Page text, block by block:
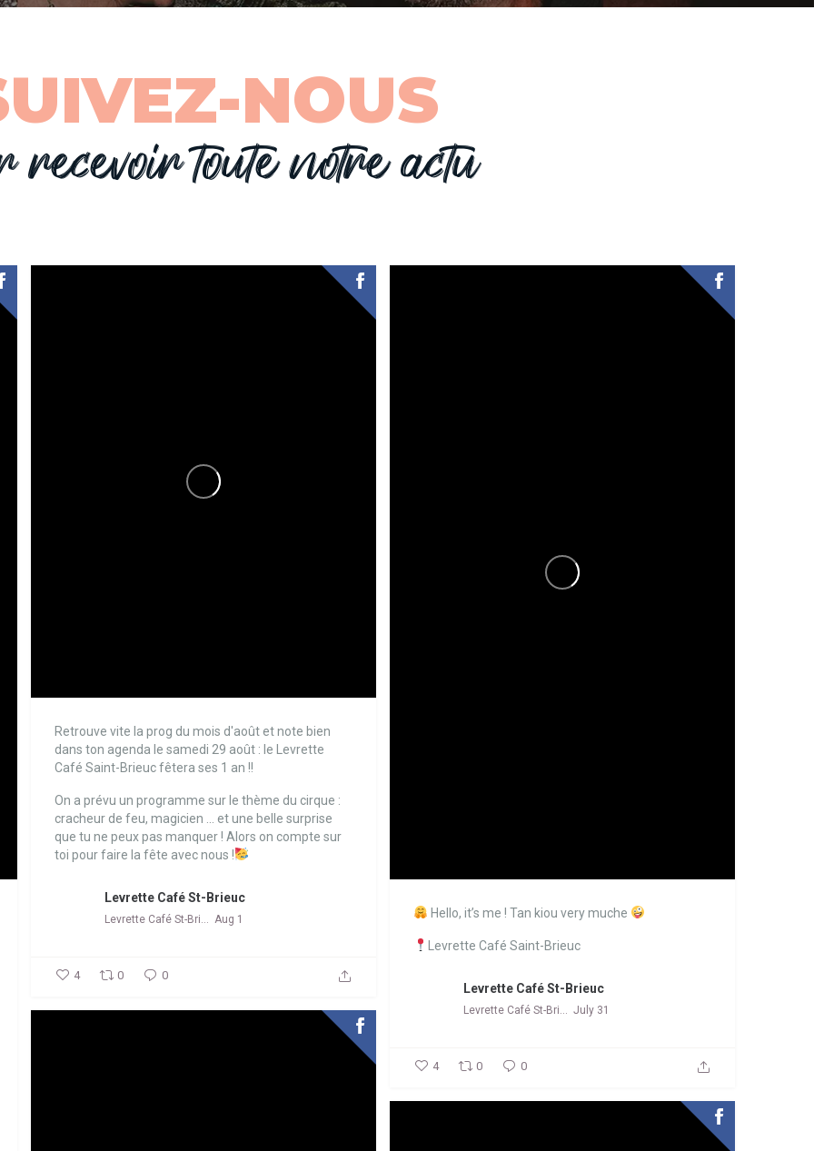
NOUS
recevoir toute notre actu
Retrouve vite la prog du mois d'août et note bien
dans ton agenda le samedi 29 août : le Levrette
Café Saint-Brieuc fêtera ses 1 an !!
On a prévu un programme sur le thème du cirque :
cracheur de feu, magicien ... et une belle surprise
que tu ne peux pas manquer !Alors on compte sur
toi pour faire la fête avec nous !
Levrette Café St-Brieuc
Levrette Café St-Brieuc Aug 1
4 0 0
Hello, it’s me ! Tan kiou very muche
Levrette Café Saint-Brieuc
Levrette Café St-Brieuc
Levrette Café St-Brieuc July 31
4 0 0